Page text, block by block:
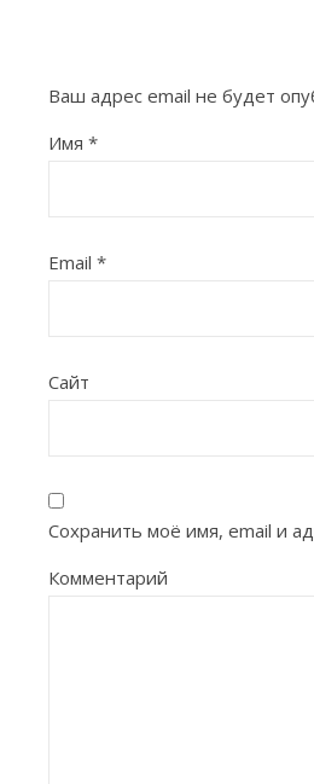
Ваш адрес email не будет
Имя *
Email *
Сайт
Сохранить моё имя, email и
Комментарий